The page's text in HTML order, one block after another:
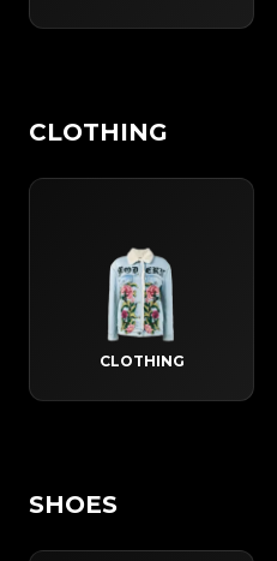
CLOTHING
CLOTHING
SHOES